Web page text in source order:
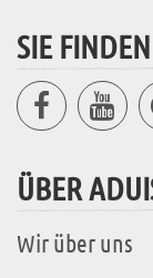
SIE
ÜBER
Wir über uns